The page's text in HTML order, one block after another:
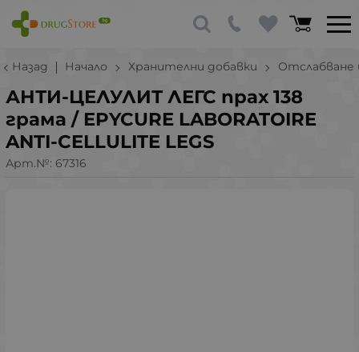
Назад Начало Хранителни добавки
АНТИ-ЦЕЛУЛИТ ЛЕГС прах 138
грама / EPYCURE LABORATOIRE
ANTI-CELLULITE LEGS
Арт.№: 67316